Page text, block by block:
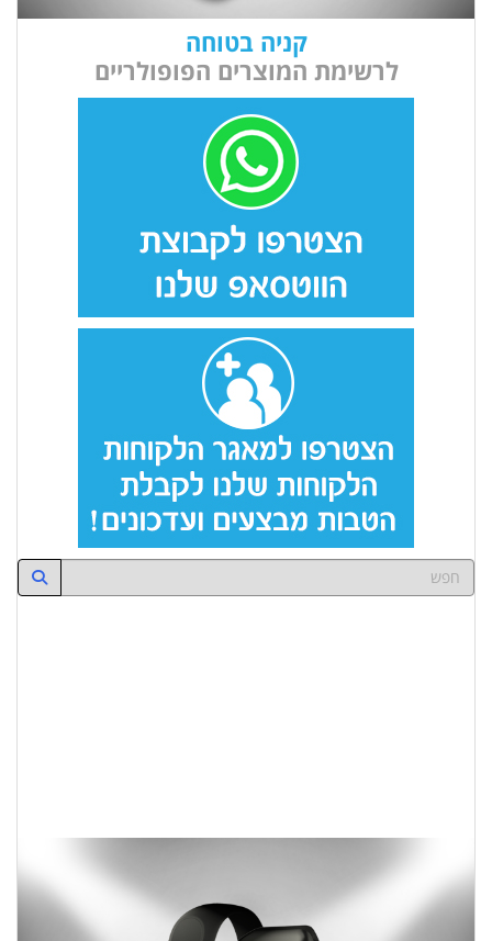
קניה בטוחה
לרשימת המוצרים הפופולריים